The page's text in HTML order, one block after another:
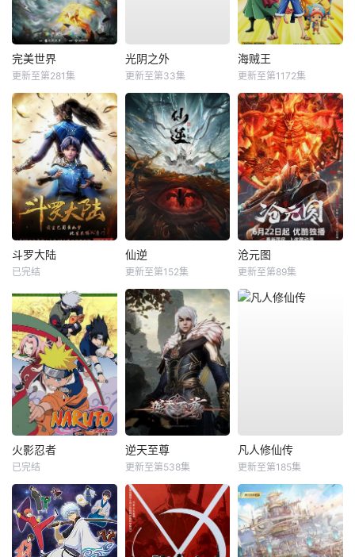
完美世界
更新至第281集
光阴之外
更新至第33集
海贼王
更新至第1172集
斗罗大陆
已完结
仙逆
更新至第152集
沧元图
更新至第89集
火影忍者
已完结
逆天至尊
更新至第538集
凡人修仙传
更新至第185集